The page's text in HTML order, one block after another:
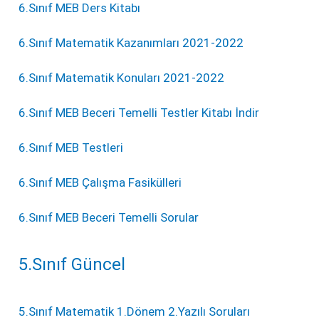
6.Sınıf MEB Ders Kitabı
6.Sınıf Matematik Kazanımları 2021-2022
6.Sınıf Matematik Konuları 2021-2022
6.Sınıf MEB Beceri Temelli Testler Kitabı İndir
6.Sınıf MEB Testleri
6.Sınıf MEB Çalışma Fasikülleri
6.Sınıf MEB Beceri Temelli Sorular
5.Sınıf Güncel
5.Sınıf Matematik 1.Dönem 2.Yazılı Soruları